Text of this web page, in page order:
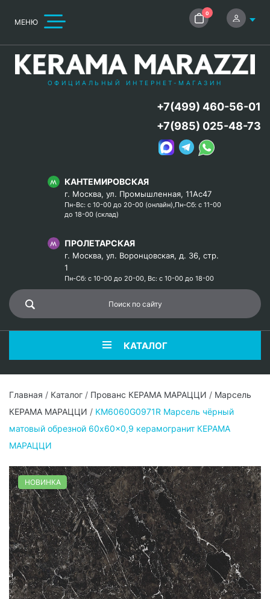
МЕНЮ
0
ОФИЦИАЛЬНЫЙ ИНТЕРНЕТ-МАГАЗИН
КАНТЕМИРОВСКАЯ
г. Москва, ул. Промышленная, 11Ас47
Пн-Вс: с 10-00 до 20-00 (онлайн),Пн-Сб: с 11-00
до 18-00 (склад)
ПРОЛЕТАРСКАЯ
г. Москва, ул. Воронцовская, д. 36, стр.
1
Пн-Сб: с 10-00 до 20-00, Вс: с 10-00 до 18-00
+7(499) 460-56-01
+7(985) 025-48-73
КАТАЛОГ
Главная / Каталог / Прованс КЕРАМА МАРАЦЦИ / Марсель
КЕРАМА МАРАЦЦИ / KM6060G0971R Марсель чёрный
матовый обрезной 60x60x0,9 керамогранит КЕРАМА
МАРАЦЦИ
НОВИНКА